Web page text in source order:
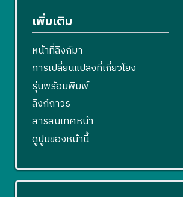
เพิ่มเติม
หน้าที่ลิงก์มา
การเปลี่ยนแปลงที่เกี่ยวโยง
รุ่นพร้อมพิมพ์
ลิงก์ถาวร
สารสนเทศหน้า
ดูปูมของหน้านี้